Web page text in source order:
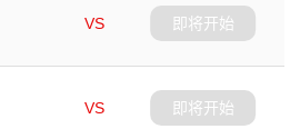
VS
即将开始
VS
即将开始